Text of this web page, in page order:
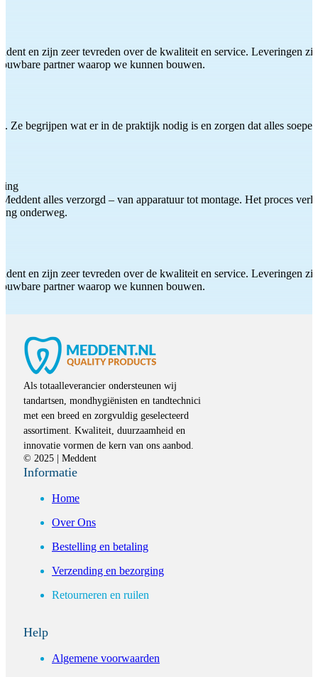
en zijn zeer tevreden over de kwaliteit en service. Leveringen
partner waarop we kunnen bouwen.
Ze begrijpen wat er in de praktijk nodig is en zorgen dat alles
alles verzorgd – van apparatuur tot montage. Het proces
onderweg.
en zijn zeer tevreden over de kwaliteit en service. Leveringen
partner waarop we kunnen bouwen.
Als totaalleverancier ondersteunen wij
tandartsen, mondhygiënisten en tandtechnici
met een breed en zorgvuldig geselecteerd
assortiment. Kwaliteit, duurzaamheid en
innovatie vormen de kern van ons aanbod.
© 2025 | Meddent
Informatie
Home
Over Ons
Bestelling en betaling
Verzending en bezorging
Retourneren en ruilen
Help
Algemene voorwaarden